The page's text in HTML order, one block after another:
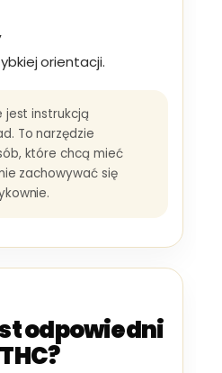
orientacji.
jest instrukcją
To narzędzie
które chcą mieć
zachowywać się
odpowiedni